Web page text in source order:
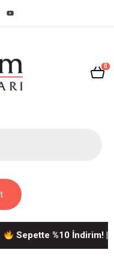
0
Sepette %10 İndirim! |